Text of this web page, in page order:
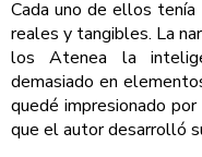
Cada uno de ellos tenía
reales y tangibles. La
los Atenea la
demasiado en
quedé impresionado
que el autor desarrolló